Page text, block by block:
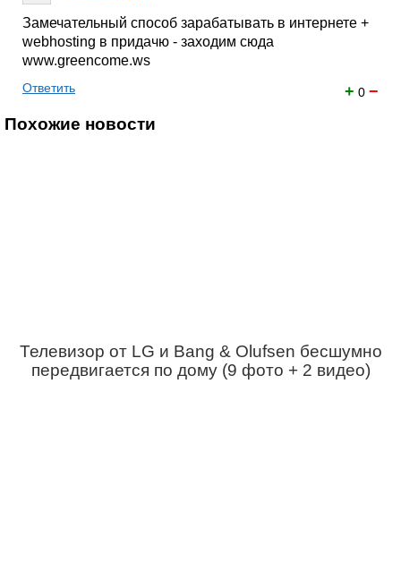
Замечательный способ зарабатывать в интернете +
webhosting в придачю - заходим сюда
www.greencome.ws
+ 0 −
Ответить
Похожие новости
Телевизор от LG и Bang & Olufsen бесшумно
передвигается по дому (9 фото + 2 видео)